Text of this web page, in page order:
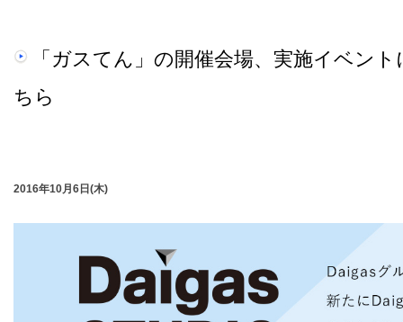
「ガスてん」の開催会場、実施イベン
ちら
2016年10月6日(木)